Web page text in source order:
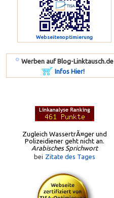
Webseitenoptimierung
º Werben auf Blog-Linktausch.de
Infos Hier!
Zugleich WassertrÃ¤ger und
Polizeidiener geht nicht an.
Arabisches Sprichwort
bei Zitate des Tages